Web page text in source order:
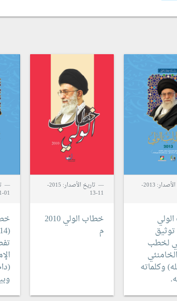
تاريخ الأصدار: 2013-
توثيق
لخطب
وكلماته
تاريخ الأصدار: 2015-
11-13
خطاب الولي 2010
م
01-01
(2014)